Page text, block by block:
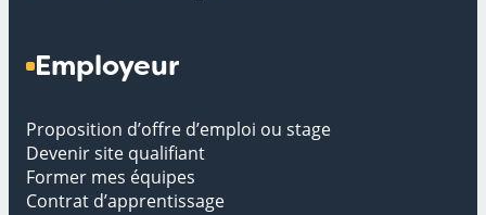
Employeur
Proposition d’offre d’emploi ou stage
Devenir site qualifiant
Former mes équipes
Contrat d’apprentissage